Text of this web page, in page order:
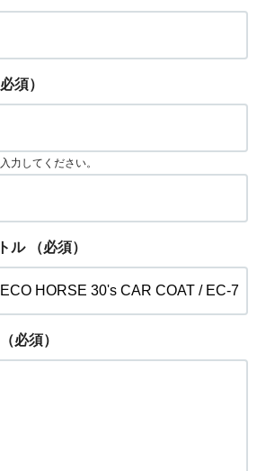
必須）
力してください。
ル （必須）
（必須）